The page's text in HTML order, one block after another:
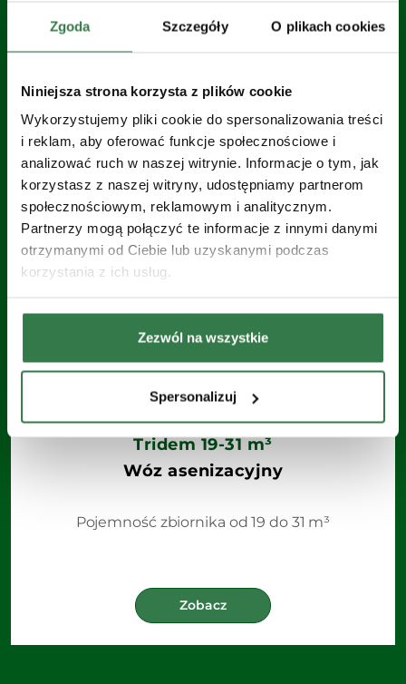
Zgoda Szczegóły O plikach cookies
Niniejsza strona korzysta z plików cookie
Wykorzystujemy pliki cookie do spersonalizowania treści
i reklam, aby oferować funkcje społecznościowe i
analizować ruch w naszej witrynie. Informacje o tym, jak
korzystasz z naszej witryny, udostępniamy partnerom
społecznościowym, reklamowym i analitycznym.
Partnerzy mogą połączyć te informacje z innymi danymi
otrzymanymi od Ciebie lub uzyskanymi podczas
korzystania z ich usług.
Zezwól na wszystkie
Spersonalizuj
Zobacz wszystkie wozy asenizacyjne
Tridem 19-31 m³
Wóz asenizacyjny
Pojemność zbiornika od 19 do 31 m³
Zobacz